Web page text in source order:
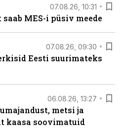
07.08.26, 10:31
MES-i püsiv meede
07.08.26, 09:30
Eesti suurimateks
06.08.26, 13:27
metsi ja
kaasa soovimatuid